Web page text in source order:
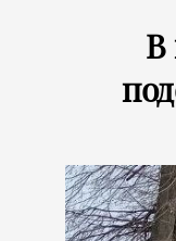
В